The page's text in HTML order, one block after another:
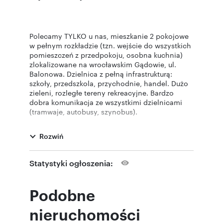
Polecamy TYLKO u nas, mieszkanie 2 pokojowe
w pełnym rozkładzie (tzn. wejście do wszystkich
pomieszczeń z przedpokoju, osobna kuchnia)
zlokalizowane na wrocławskim Gądowie, ul.
Balonowa. Dzielnica z pełną infrastrukturą:
szkoły, przedszkola, przychodnie, handel. Dużo
zieleni, rozległe tereny rekreacyjne. Bardzo
dobra komunikacja ze wszystkimi dzielnicami
(tramwaje, autobusy, szynobus).
PIAST. Uregulowany stan prawny. 6 pięter, w
sąsiedztwie liczne, bezpłatne miejsca postojowe
oraz place zabaw.
Spółdzielczo-własnościowe z Księgą Wieczystą.
Do pokoju dziennego (strona świata S-W)
Rozwiń
Statystyki ogłoszenia:
Podobne
nieruchomości